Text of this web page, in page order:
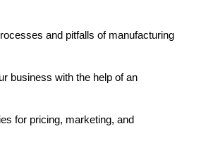
and pitfalls of manufacturing
business with the help of an
for pricing, marketing, and